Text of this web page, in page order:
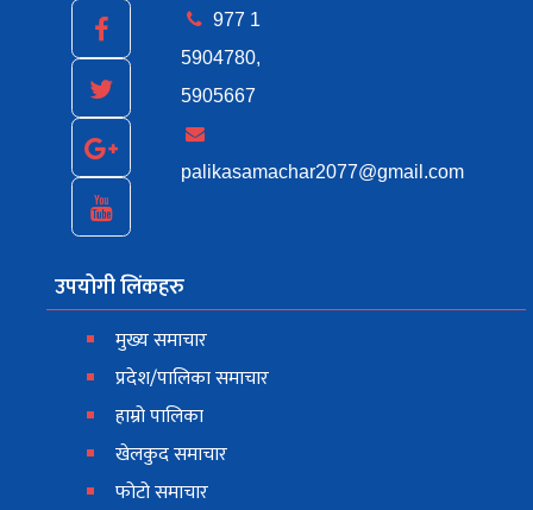
977 1
5904780,
5905667
palikasamachar2077@gmail.com
उपयोगी लिंकहरु
मुख्य समाचार
प्रदेश/पालिका समाचार
हाम्रो पालिका
खेलकुद समाचार
फोटो समाचार